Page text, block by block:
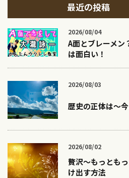
最近の投稿
2026/08/04
A面とブレーメン
は面白い！
2026/08/03
歴史の正体は〜今
2026/08/02
贅沢〜もっとも
け出す方法